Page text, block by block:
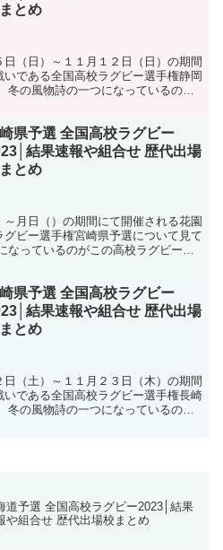
とめ
（日）～１１月１２日（日）の期間
である全国高校ラグビー選手権静岡
の風物詩の一つになっているのが
県予選 全国高校ラグビー
結果速報や組合せ 歴代出場
とめ
月日（）の期間にて開催される花園
ビー選手権宮崎県予選について見て
っているのがこの高校ラグビーと
県予選 全国高校ラグビー
結果速報や組合せ 歴代出場
とめ
（土）～１１月２３日（木）の期間
である全国高校ラグビー選手権長崎
の風物詩の一つになっているのが
道予選 全国高校ラグビー2023│結果
や組合せ 歴代出場校まとめ